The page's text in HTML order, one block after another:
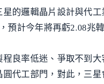
的邏輯晶片設計與代
預計今年將再虧2.08兆
良率低迷、爭取不到
圓代工部門，對此，三